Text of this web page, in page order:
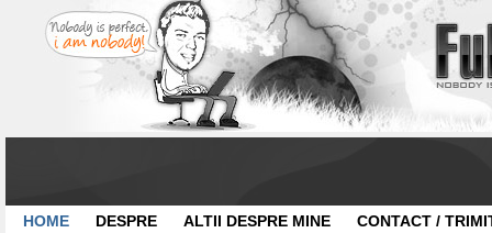
HOME DESPRE ALTII DESPRE MINE CONTACT /